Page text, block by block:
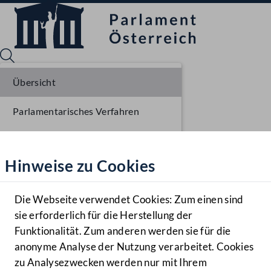
Hilfe
Benutzer
Navigationsmenü öffnen
MENÜ
Hinweise zu Cookies
Die Webseite verwendet Cookies: Zum einen sind
sie erforderlich für die Herstellung der
Funktionalität. Zum anderen werden sie für die
anonyme Analyse der Nutzung verarbeitet. Cookies
zu Analysezwecken werden nur mit Ihrem
Übersicht
Parlamentarisches Verfahren
Ausschussberatungen BR